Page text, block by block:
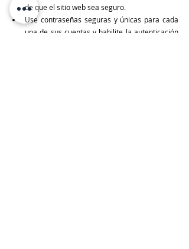
de que el sitio web sea seguro.
Use contraseñas seguras y únicas para cada
una de sus cuentas y habilite la autenticación